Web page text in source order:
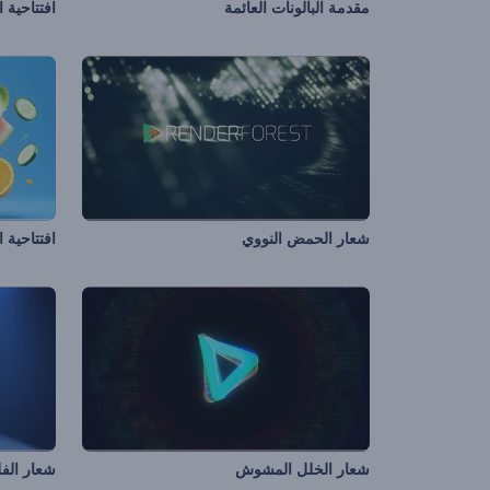
مقدمة البالونات العائمة
شعار الحمض النووي
شعار الخلل المشوش شعار